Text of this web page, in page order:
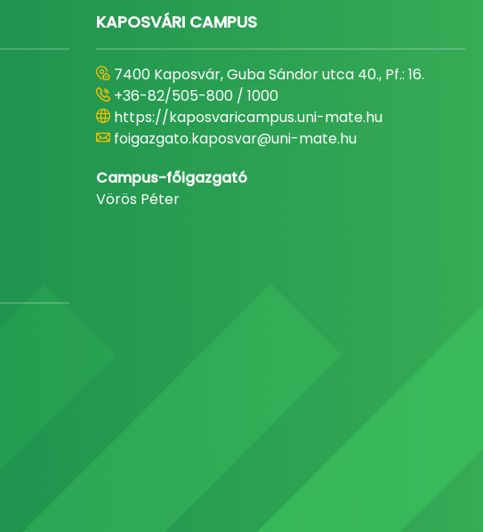
KAPOSVÁRI CAMPUS
7400 Kaposvár, Guba Sándor utca 40., Pf.: 16.
+36-82/505-800 / 1000
https://kaposvaricampus.uni-mate.hu
foigazgato.kaposvar@uni-mate.hu
Campus-főigazgató
Vörös Péter